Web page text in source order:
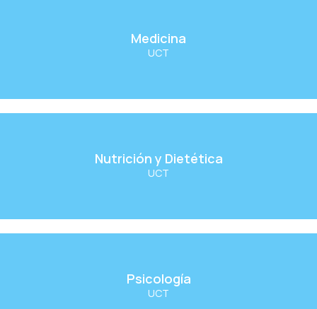
Medicina
UCT
Ver Carrera
Nutrición y Dietética
UCT
Ver Carrera
Psicología
UCT
Ver Carrera